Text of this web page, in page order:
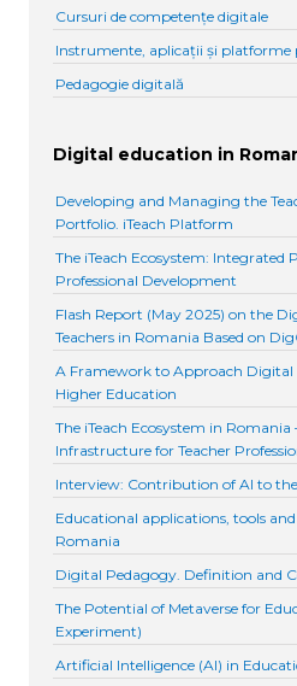
Cursuri de competențe digitale
Instrumente, aplicații și platforme
Pedagogie digitală
Digital education in
Developing and Managing the
Portfolio. iTeach Platform
The iTeach Ecosystem: Integrated
Professional Development
Flash Report (May 2025) on the
Teachers in Romania Based on
A Framework to Approach Digital
Higher Education
The iTeach Ecosystem in
Infrastructure for Teacher
Interview: Contribution of AI to
Educational applications, tools
Romania
Digital Pedagogy. Definition and
The Potential of Metaverse for
Experiment)
Artificial Intelligence (AI) in